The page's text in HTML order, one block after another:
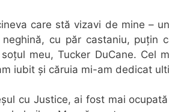
care stă vizavi de mine –
cu păr castaniu, puțin
meu, Tucker DuCane. Cel
iubit și căruia mi-am dedicat
cu Justice, ai fost mai